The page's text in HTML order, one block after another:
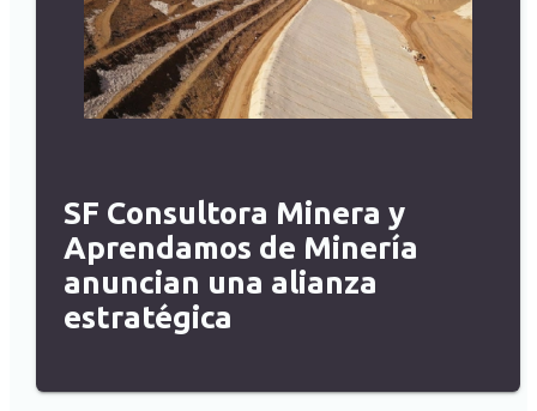
SF Consultora Minera y
Aprendamos de Minería
anuncian una alianza
estratégica